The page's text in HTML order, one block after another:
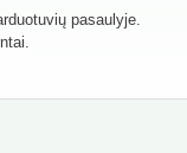
pasaulyje.